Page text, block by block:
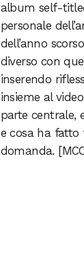
album self-
personale
dell’anno
diverso con
inserendo
insieme al
parte centrale,
e cosa ha fatto
domanda.